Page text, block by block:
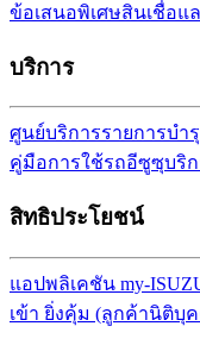
ข้อเสนอพิเศษสินเชื่อแ
บริการ
ศูนย์บริการรายการบำ
คู่มือการใช้รถอีซูซุบริ
สิทธิประโยชน์
แอปพลิเคชัน my-
เข้า ยิ่งคุ้ม (ลูกค้านิติบุ